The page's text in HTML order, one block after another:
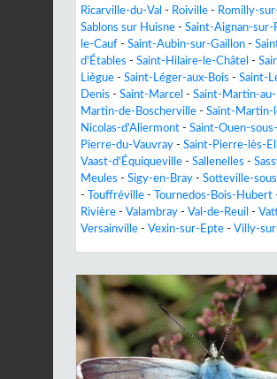
Ricarville-du-Val - Roiville - Romilly-
Sablons sur Huisne - Saint-Aignan-sur-
le-Cauf - Saint-Aubin-sur-Gaillon -
d'Étables - Saint-Hilaire-le-Châtel -
Liègue - Saint-Léger-aux-Bois - Saint-
Denis - Saint-Marcel - Saint-Martin-au-
Martin-de-Boscherville - Saint-Martin-
Nicolas-d'Aliermont - Saint-Ouen-
Pierre-du-Vauvray - Saint-Pierre-lès-
Vaast-d'Équiqueville - Sallenelles -
Meules - Sigy-en-Bray - Sotteville-
-
Touffréville - Tournedos-Bois-Hubert
Rivière - Valambray - Val-de-Reuil -
Versainville - Vexin-sur-Epte - Villy-